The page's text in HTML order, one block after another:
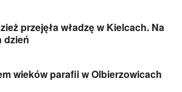
przejęła władzę w Kielcach. Na
dzień
wieków parafii w Olbierzowicach